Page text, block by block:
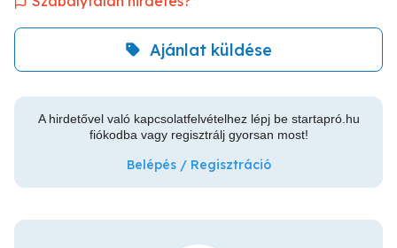
Ajánlat küldése
A hirdetővel való kapcsolatfelvételhez lépj be startapró.hu
fiókodba vagy regisztrálj gyorsan most!
Belépés / Regisztráció